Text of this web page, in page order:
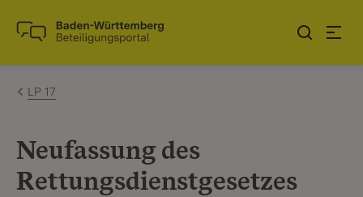
Zum Inhalt springen
Link zur Startseite
LP 17
Neufassung des
Rettungsdienstgesetzes